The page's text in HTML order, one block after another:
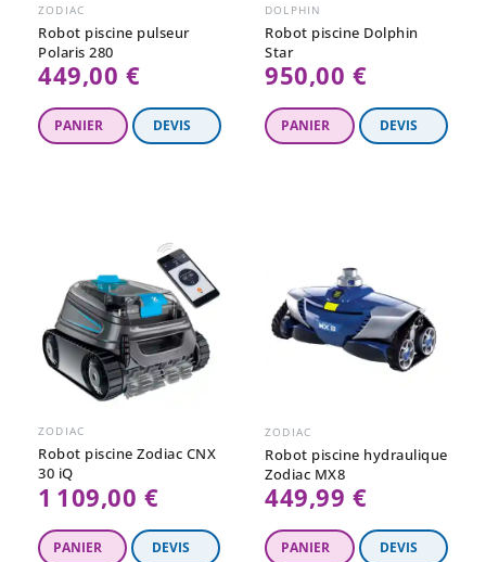
ZODIAC
Robot piscine pulseur
Polaris 280
449,00 €
DOLPHIN
Robot piscine Dolphin
Star
950,00 €
ZODIAC
Robot piscine Zodiac CNX
30 iQ
1 109,00 €
ZODIAC
Robot piscine hydraulique
Zodiac MX8
449,99 €